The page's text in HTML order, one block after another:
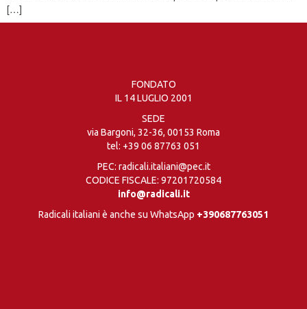
[…]
FONDATO
IL 14 LUGLIO 2001
SEDE
via Bargoni, 32-36, 00153 Roma
tel: +39 06 87763 051
PEC: radicali.italiani@pec.it
CODICE FISCALE: 97201720584
info@radicali.it
Radicali italiani è anche su WhatsApp +390687763051